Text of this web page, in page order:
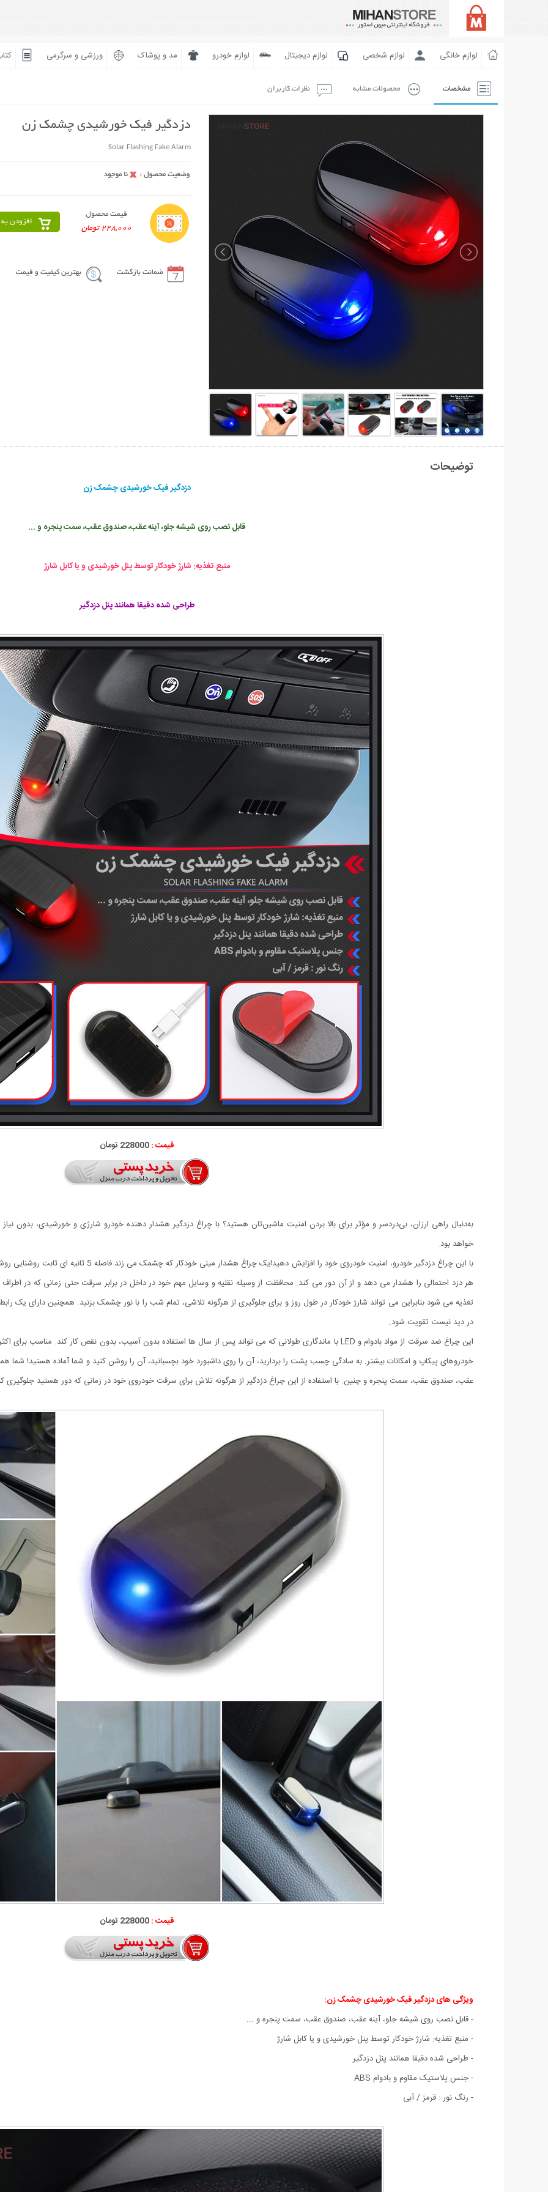
لوازم خانگی لوازم شخصی لوازم دیجیتال لوازم خودرو مد و پوشاک ورزشی و سرگرمی
مشخصات محصولات مشابه نظرات کاربران
دزدگیر فیک خورشیدی چشمک زن
Solar Flashing Fake Alarm
قیمت محصول
228,000 تومان
افزودن
ضمانت بازگشت بهترین کیفیت و قیمت
توضیحات
دزدگیر فیک خورشیدی چشمک زن
قابل نصب روی شیشه جلو، آینه عقب، صندوق عقب، سمت پنجره و ...
منبع تغذیه: شارژ خودکار توسط پنل خورشیدی و یا کابل شارژ
طراحی شده دقیقا همانند پنل دزدگیر
قیمت :228000 تومان
به‌دنبال راهی ارزان، بی‌دردسر و مؤثر برای بالا بردن امنیت ماشین‌تان هستید؟ با چراغ دزدگیر هشدار دهنده خودرو شارژی و خورشیدی، بدون
خواهد بود.
با این چراغ دزدگیر خودرو، امنیت خودروی خود را
هر دزد احتمالی را هشدار می دهد و از آن دور می کند. محافظت از وسیله نقلیه و وسایل مهم خود در داخل در برابر سرقت حتی زمانی که در اطراف
در دید نیست تقویت شود.
خودروهای پیکاپ و امکانات بیشتر. به سادگی چسب پشت را بردارید، آن را روی داشبورد خود بچسبانید، آن را روشن کنید و شما آماده هستید! شما
عقب، صندوق عقب، سمت پنجره و چنین. با استفاده از این چراغ دزدگیر از هرگونه تلاش برای سرقت خودروی خود در زمانی که دور هستید جلوگیری
قیمت :228000 تومان
ویژگی های دزدگیر فیک خورشیدی چشمک زن:
- قابل نصب روی شیشه جلو، آینه عقب، صندوق عقب، سمت پنجره و ...
- منبع تغذیه: شارژ خودکار توسط پنل خورشیدی و یا کابل شارژ
- طراحی شده دقیقا همانند پنل دزدگیر
- جنس پلاستیک مقاوم و بادوام ABS
- رنگ نور : قرمز / آبی